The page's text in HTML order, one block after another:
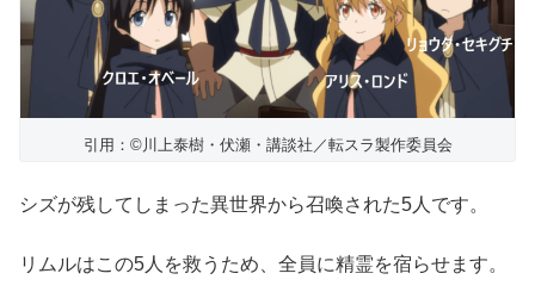
引用：©川上泰樹・伏瀬・講談社／転スラ製作委員会
シズが残してしまった異世界から召喚された5人です。
リムルはこの5人を救うため、全員に精霊を宿らせます。